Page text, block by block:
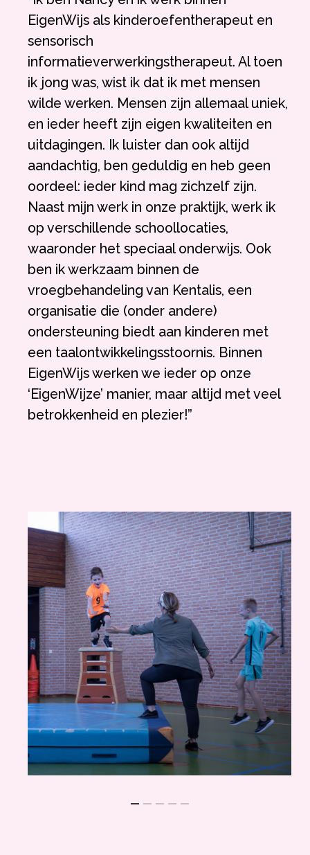
EigenWijs als kinderoefentherapeut en
sensorisch
informatieverwerkingstherapeut. Al toen
ik jong was, wist ik dat ik met mensen
wilde werken. Mensen zijn allemaal uniek,
en ieder heeft zijn eigen kwaliteiten en
uitdagingen. Ik luister dan ook altijd
aandachtig, ben geduldig en heb geen
oordeel: ieder kind mag zichzelf zijn.
Naast mijn werk in onze praktijk, werk ik
op verschillende schoollocaties,
waaronder het speciaal onderwijs. Ook
ben ik werkzaam binnen de
vroegbehandeling van Kentalis, een
organisatie die (onder andere)
ondersteuning biedt aan kinderen met
een taalontwikkelingsstoornis. Binnen
EigenWijs werken we ieder op onze
‘EigenWijze’ manier, maar altijd met veel
betrokkenheid en plezier!”